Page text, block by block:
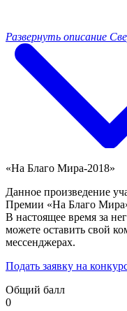
Развернуть описание
«На Благо Мира-2018»
Данное произведение
Премии «На Благо
В настоящее время за
можете оставить свой
мессенджерах.
Подать заявку на
Общий балл
0